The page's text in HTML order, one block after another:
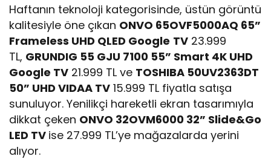
Haftanın teknoloji kategorisinde, üstün görüntü
kalitesiyle öne çıkan ONVO 65OVF5000AQ 65”
Frameless UHD QLED Google TV 23.999
TL, GRUNDIG 55 GJU 7100 55” Smart 4K UHD
Google TV 21.999 TL ve TOSHIBA 50UV2363DT
50” UHD VIDAA TV 15.999 TL fiyatla satışa
sunuluyor. Yenilikçi hareketli ekran tasarımıyla
dikkat çeken ONVO 32OVM6000 32” Slide&Go
LED TV ise 27.999 TL’ye mağazalarda yerini
alıyor.